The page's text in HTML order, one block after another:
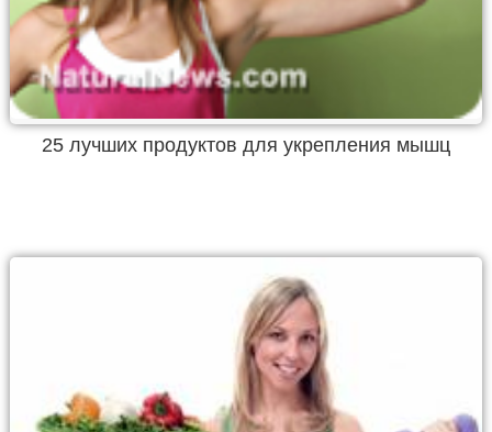
25 лучших продуктов для укрепления мышц